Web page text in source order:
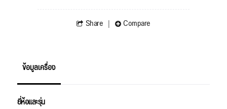
Share Compare
ข้อมูลเครื่อง
ยี่ห้อและรุ่น